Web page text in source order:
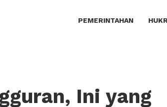
PEMERINTAHAN
Ini yang